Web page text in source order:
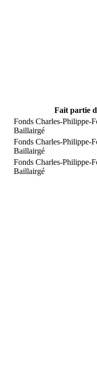
Fait partie
Fonds Charles-Philippe-
Baillairgé
Fonds Charles-Philippe-
Baillairgé
Fonds Charles-Philippe-
Baillairgé